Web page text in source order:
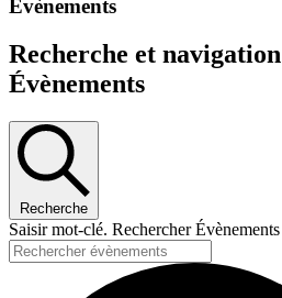
Évènements
Recherche et
Évènements
Recherche
Saisir mot-clé. Rechercher